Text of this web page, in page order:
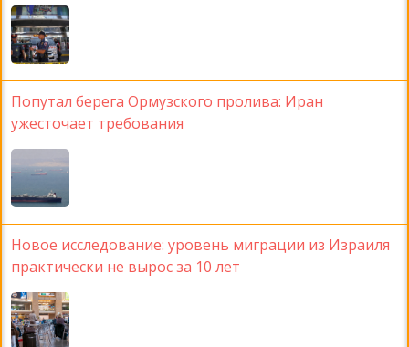
Попутал берега Ормузского пролива: Иран
ужесточает требования
Новое исследование: уровень миграции из Израиля
практически не вырос за 10 лет